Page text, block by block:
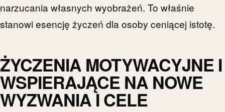
narzucania własnych wyobrażeń. To właśnie
stanowi esencję życzeń dla osoby ceniącej istotę.
ŻYCZENIA MOTYWACYJNE I
WSPIERAJĄCE NA NOWE
WYZWANIA I CELE